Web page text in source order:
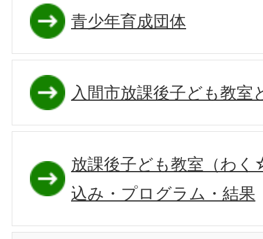
青少年育成団体
入間市放課後子ども教室
放課後子ども教室（わ
込み・プログラム・結果